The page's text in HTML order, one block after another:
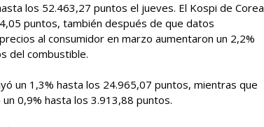
los 52.463,27 puntos el jueves. El Kospi de Corea
puntos, también después de que datos
al consumidor en marzo aumentaron un 2,2%
del combustible.
un 1,3% hasta los 24.965,07 puntos, mientras que
0,9% hasta los 3.913,88 puntos.